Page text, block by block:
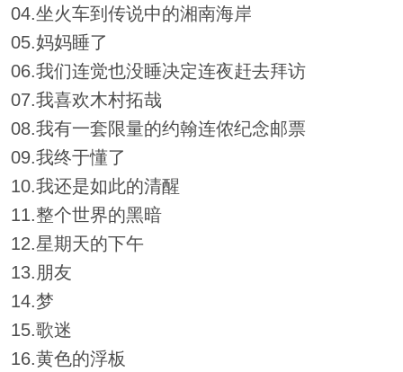
04.坐火车到传说中的湘南海岸
05.妈妈睡了
06.我们连觉也没睡决定连夜赶去拜访
07.我喜欢木村拓哉
08.我有一套限量的约翰连侬纪念邮票
09.我终于懂了
10.我还是如此的清醒
11.整个世界的黑暗
12.星期天的下午
13.朋友
14.梦
15.歌迷
16.黄色的浮板